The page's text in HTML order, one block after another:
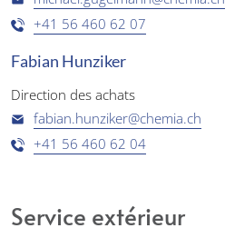
+41 56 460 62 07
Fabian Hunziker
Direction des achats
fabian.hunziker@chemia.ch
+41 56 460 62 04
Service extérieur